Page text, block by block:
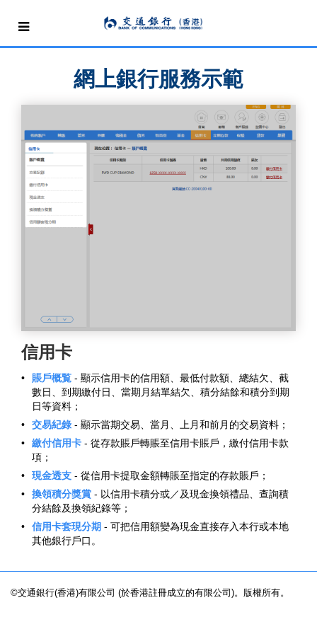
網上銀行服務示範
信用卡
• 賬戶概覧 - 顯示信用卡的信用額、最低付款額、總結欠、截
數日、到期繳付日、當期月結單結欠、積分結餘和積分到期
日等資料；
•
交易紀錄 - 顯示當期交易、當月、上月和前月的交易資料；
•
繳付信用卡 - 從存款賬戶轉賬至信用卡賬戶，繳付信用卡款
項；
•
現金透支 - 從信用卡提取金額轉賬至指定的存款賬戶；
•
換領積分獎賞 - 以信用卡積分或／及現金換領禮品、查詢積
分結餘及換領紀錄等；
•
信用卡套現分期 - 可把信用額變為現金直接存入本行或本地
其他銀行戶口。
©交通銀行(香港)有限公司 (於香港註冊成立的有限公司)。版權所有。